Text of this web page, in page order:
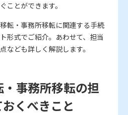
ことができます。
転・事務所移転に関連する手続
形式でご紹介。あわせて、担当
なども詳しく解説します。
事務所移転の担
くべきこと